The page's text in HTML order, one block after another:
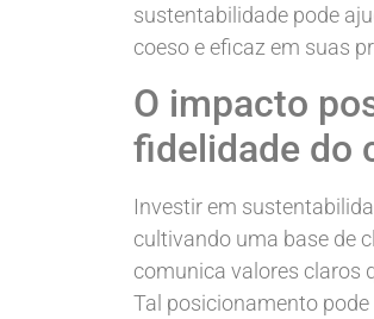
sustentabilidade pode
coeso e eficaz em suas
O impacto
fidelidade do
Investir em
cultivando uma base de
comunica valores claros
Tal posicionamento